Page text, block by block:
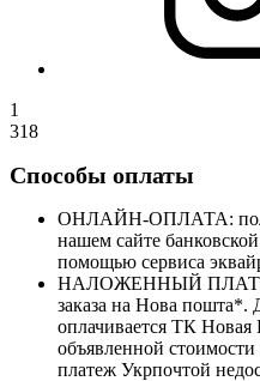
1
318
Способы оплаты
ОНЛАЙН-ОПЛАТА:
нашем сайте
помощью сервиса
НАЛОЖЕННЫЙ
заказа на Нова пошта*.
оплачивается ТК
объявленной
платеж Укрпочтой